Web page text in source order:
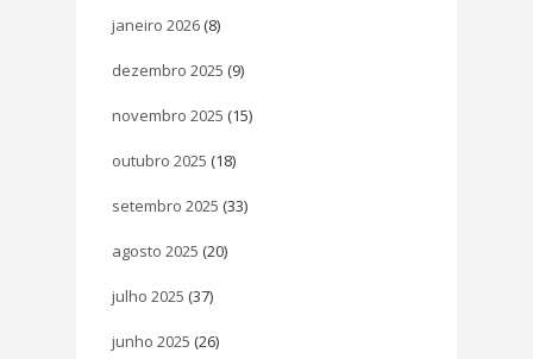
janeiro 2026 (8)
dezembro 2025 (9)
novembro 2025 (15)
outubro 2025 (18)
setembro 2025 (33)
agosto 2025 (20)
julho 2025 (37)
junho 2025 (26)